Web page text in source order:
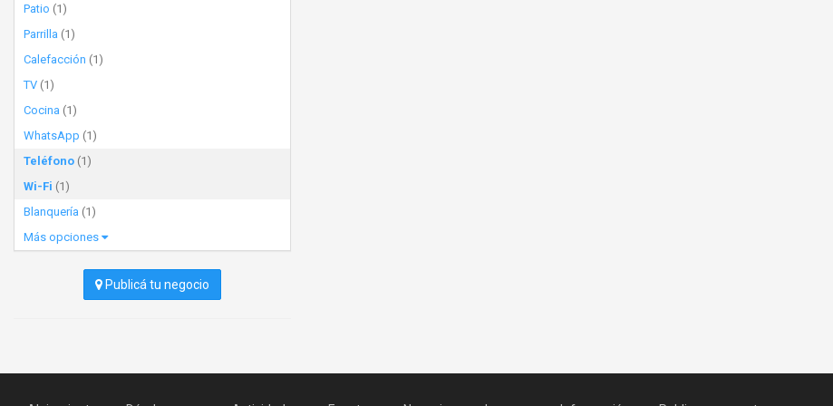
Patio (1)
Parrilla (1)
Calefacción (1)
TV (1)
Cocina (1)
WhatsApp (1)
Teléfono (1)
Wi-Fi (1)
Blanquería (1)
Más opciones
Publicá tu negocio